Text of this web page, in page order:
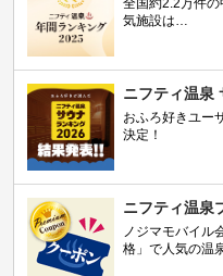
気施設は…
ニフティ温泉
おふろ好きユー
決定！
ニフティ温泉
ノジマモバイ
格」で人気の温